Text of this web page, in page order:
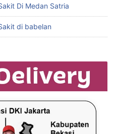
Di Medan Satria
di babelan